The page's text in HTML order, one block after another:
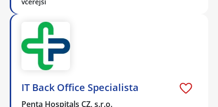
IT Back Office Specialista
Penta Hospitals CZ, s.r.o.